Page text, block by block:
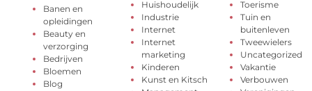
Banen en
opleidingen
Beauty en
verzorging
Bedrijven
Bloemen
Blog
Huishoudelijk
Industrie
Internet
Internet
marketing
Kinderen
Kunst en Kitsch
Toerisme
Tuin en
buitenleven
Tweewielers
Uncategorized
Vakantie
Verbouwen